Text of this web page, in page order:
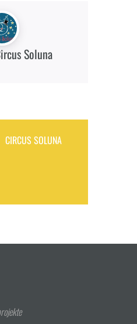
Soluna
CIRCUS SOLUNA